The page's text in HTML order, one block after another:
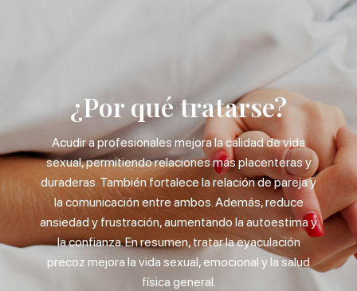
¿Por qué tratarse?
Acudir a profesionales mejora la calidad de vida
sexual, permitiendo relaciones más placenteras y
duraderas. También fortalece la relación de pareja y
la comunicación entre ambos. Además, reduce
ansiedad y frustración, aumentando la autoestima y
la confianza. En resumen, tratar la eyaculación
precoz mejora la vida sexual, emocional y la salud
física general.